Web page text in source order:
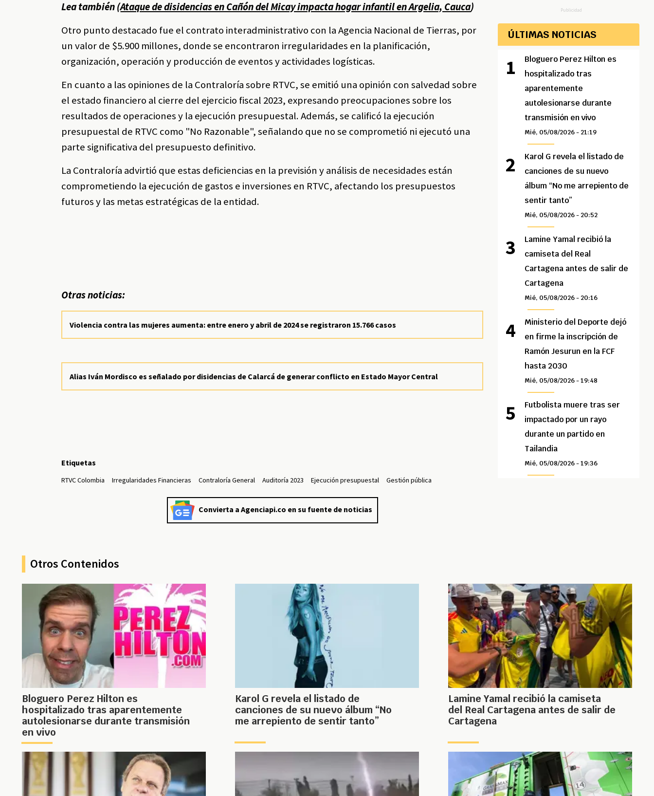
Lea también (Ataque de disidencias en Cañón del Micay impacta hogar infantil en Argelia, Cauca)
Otro punto destacado fue el contrato interadministrativo con la Agencia Nacional de Tierras, por
un valor de $5.900 millones, donde se encontraron irregularidades en la planificación,
organización, operación y producción de eventos y actividades logísticas.
En cuanto a las opiniones de la Contraloría sobre RTVC, se emitió una opinión con salvedad sobre
el estado financiero al cierre del ejercicio fiscal 2023, expresando preocupaciones sobre los
resultados de operaciones y la ejecución presupuestal. Además, se calificó la ejecución
presupuestal de RTVC como "No Razonable", señalando que no se comprometió ni ejecutó una
parte significativa del presupuesto definitivo.
La Contraloría advirtió que estas deficiencias en la previsión y análisis de necesidades están
comprometiendo la ejecución de gastos e inversiones en RTVC, afectando los presupuestos
futuros y las metas estratégicas de la entidad.
Otras noticias:
Violencia contra las mujeres aumenta: entre enero y abril de 2024 se registraron 15.766 casos
Alias Iván Mordisco es señalado por disidencias de Calarcá de generar conflicto en Estado Mayor Central
Etiquetas
RTVC Colombia Irregularidades Financieras Contraloría General Auditoría 2023 Ejecución presupuestal Gestión pública
Convierta a Agenciapi.co en su fuente de noticias
Publicidad
ÚLTIMAS NOTICIAS
Bloguero Perez Hilton es
hospitalizado tras
aparentemente
autolesionarse durante
transmisión en vivo
Mié, 05/08/2026 - 21:19
Karol G revela el listado de
canciones de su nuevo
álbum “No me arrepiento de
sentir tanto”
Mié, 05/08/2026 - 20:52
Lamine Yamal recibió la
camiseta del Real
Cartagena antes de salir de
Cartagena
Mié, 05/08/2026 - 20:16
Ministerio del Deporte dejó
en firme la inscripción de
Ramón Jesurun en la FCF
hasta 2030
Mié, 05/08/2026 - 19:48
Futbolista muere tras ser
impactado por un rayo
durante un partido en
Tailandia
Mié, 05/08/2026 - 19:36
Otros Contenidos
Bloguero Perez Hilton es
hospitalizado tras aparentemente
autolesionarse durante transmisión
en vivo
Karol G revela el listado de
canciones de su nuevo álbum “No
me arrepiento de sentir tanto”
Lamine Yamal recibió la camiseta
del Real Cartagena antes de salir de
Cartagena